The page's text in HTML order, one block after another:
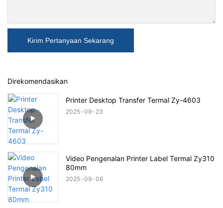
Kirim Pertanyaan Sekarang
Direkomendasikan
Printer Desktop Transfer Termal Zy-4603
2025 09 23
Video Pengenalan Printer Label Termal Zy310
80mm
2025 09 06